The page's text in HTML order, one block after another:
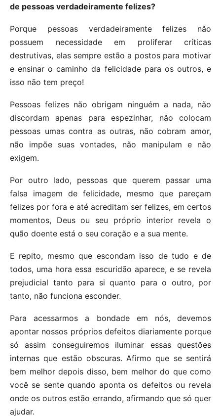
de pessoas verdadeiramente felizes?
Porque pessoas verdadeiramente felizes não
possuem necessidade em proliferar críticas
destrutivas, elas sempre estão a postos para motivar
e ensinar o caminho da felicidade para os outros, e
isso não tem preço!
Pessoas felizes não obrigam ninguém a nada, não
discordam apenas para espezinhar, não colocam
pessoas umas contra as outras, não cobram amor,
não impõe suas vontades, não manipulam e não
exigem.
Por outro lado, pessoas que querem passar uma
falsa imagem de felicidade, mesmo que pareçam
felizes por fora e até acreditam ser felizes, em certos
momentos, Deus ou seu próprio interior revela o
quão doente está o seu coração e a sua mente.
E repito, mesmo que escondam isso de tudo e de
todos, uma hora essa escuridão aparece, e se revela
prejudicial tanto para si quanto para o outro, por
tanto, não funciona esconder.
Para acessarmos a bondade em nós, devemos
apontar nossos próprios defeitos diariamente porque
só assim conseguiremos iluminar essas questões
internas que estão obscuras. Afirmo que se sentirá
bem melhor depois disso, bem melhor do que como
você se sente quando aponta os defeitos ou revela
onde os outros estão errando, afirmando que só quer
ajudar.